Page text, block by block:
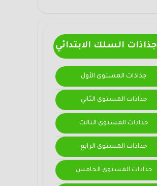
جذاذات السلك الابتدائي
جذاذات المستوى الأول
جذاذات المستوى الثاني
جذاذات المستوى الثالث
جذاذات المستوى الرابع
جذاذات المستوى الخامس